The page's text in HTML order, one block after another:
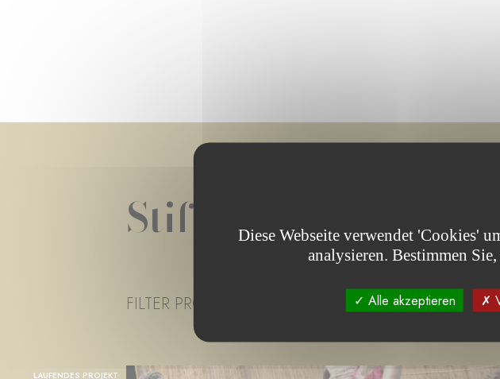
Stiftungsprojekt(e)
FILTER PROJECT STATUS - ALLE - IN DER
LAUFENDES PROJEKT
Diese Webseite verwendet 'Cookies'
analysieren. Bestimmen
Alle akzeptieren